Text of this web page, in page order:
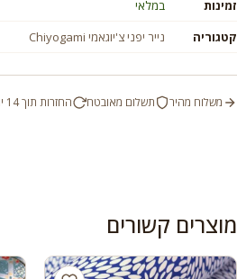
זמינות
במלאי
קטגוריה
נייר יפני צ'יוגאמי Chiyogami
משלוח מהיר תשלום מאובטח החזרות תוך 14 יום
מוצרים קשורים